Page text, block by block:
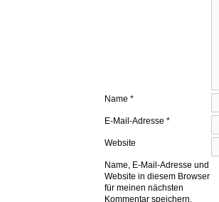
Name *
E-Mail-Adresse *
Website
Name, E-Mail-Adresse und
Website in diesem Browser
für meinen nächsten
Kommentar speichern.